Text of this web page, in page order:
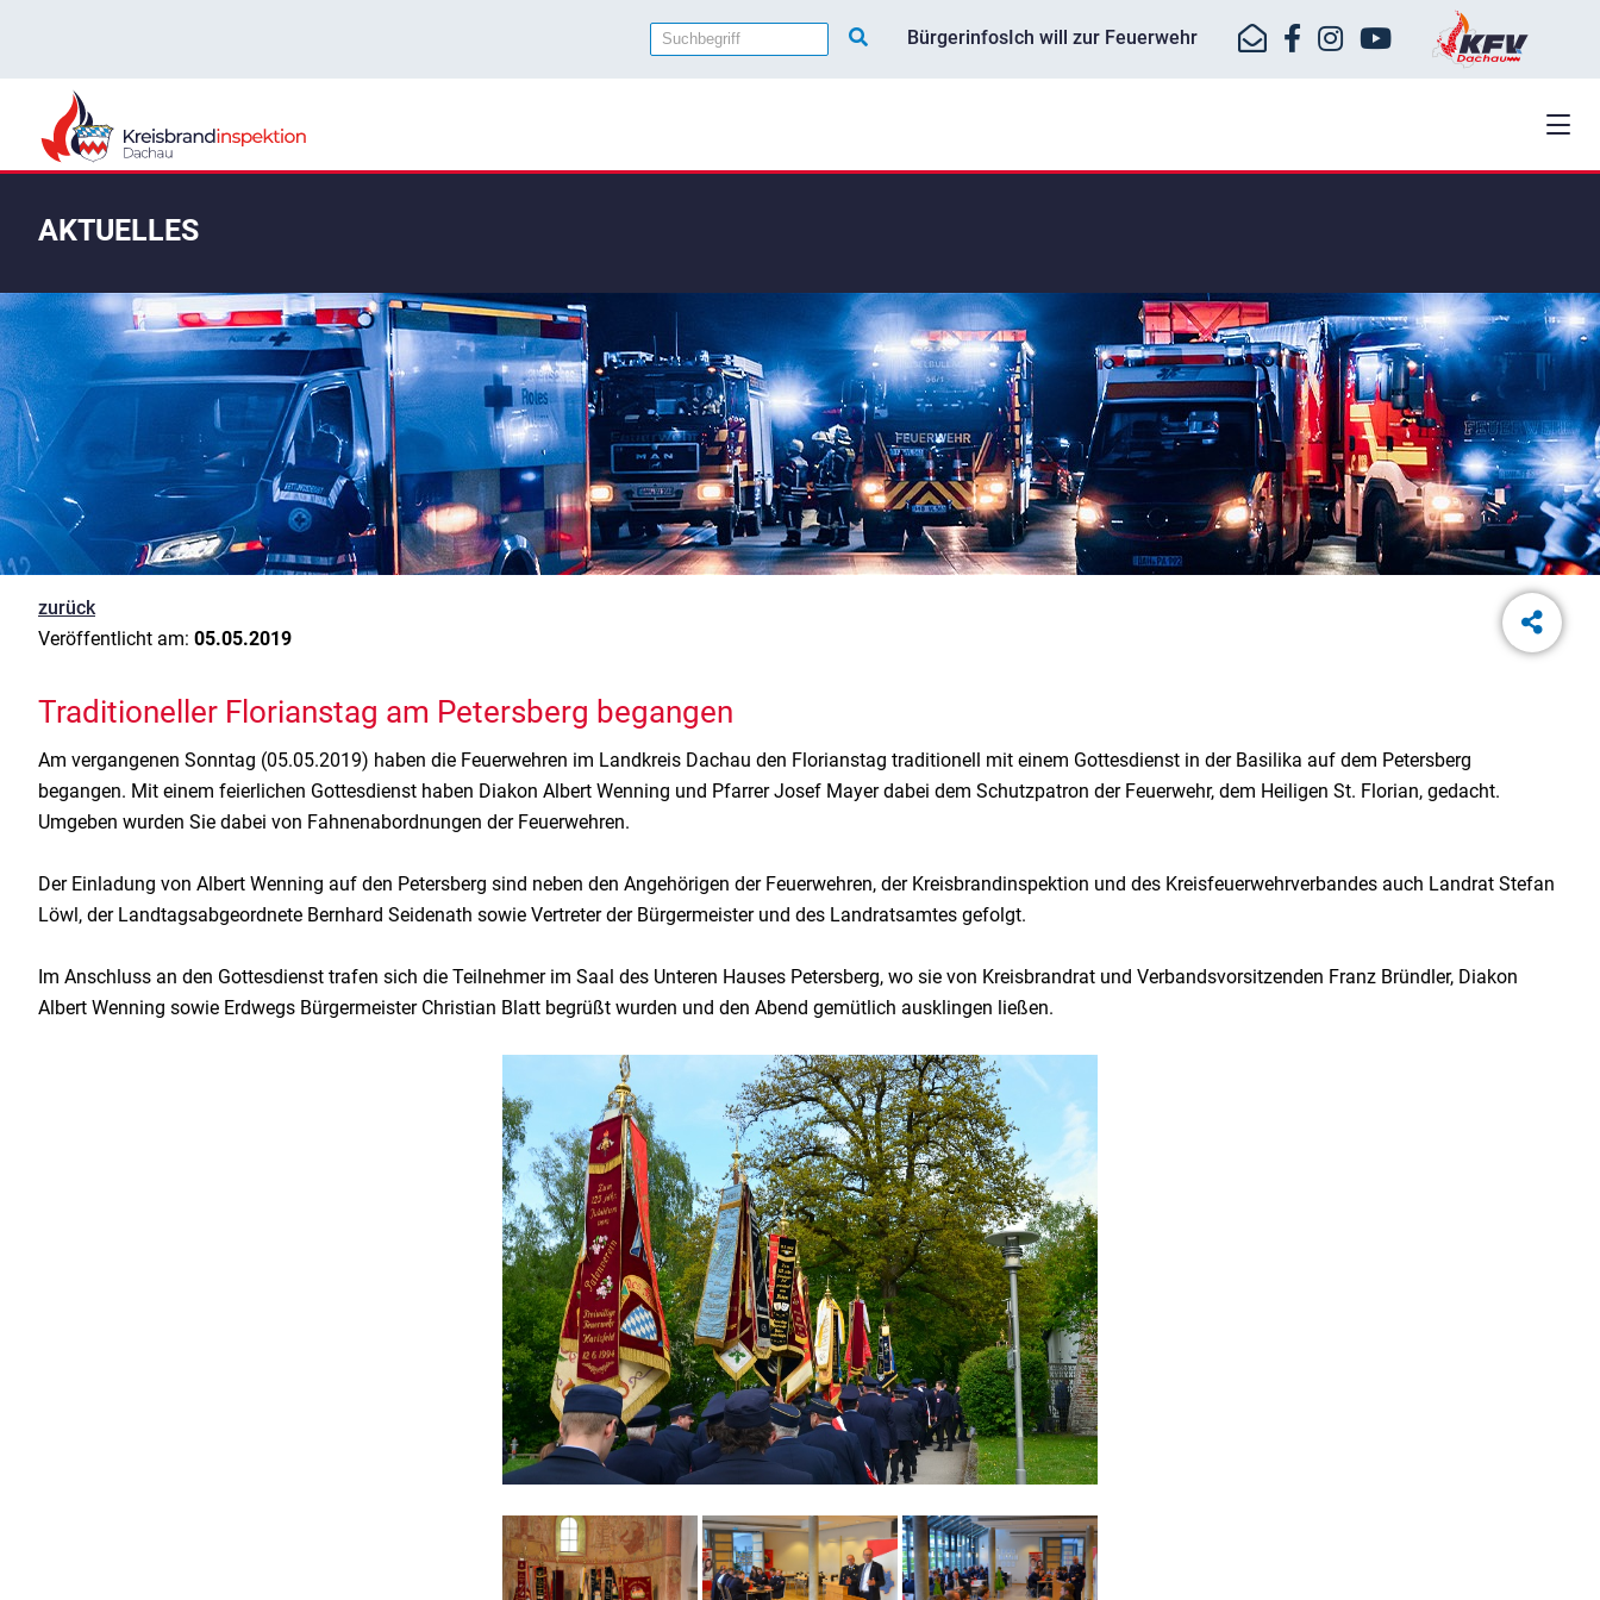
BürgerinfosIch will zur Feuerwehr
AKTUELLES
zurück
Veröffentlicht am: 05.05.2019
Traditioneller Florianstag am Petersberg begangen
Am vergangenen Sonntag (05.05.2019) haben die Feuerwehren im Landkreis Dachau den Florianstag traditionell mit einem Gottesdienst in der Basilika auf dem Petersberg
begangen. Mit einem feierlichen Gottesdienst haben Diakon Albert Wenning und Pfarrer Josef Mayer dabei dem Schutzpatron der Feuerwehr, dem Heiligen St. Florian, gedacht.
Umgeben wurden Sie dabei von Fahnenabordnungen der Feuerwehren.
Der Einladung von Albert Wenning auf den Petersberg sind neben den Angehörigen der Feuerwehren, der Kreisbrandinspektion und des Kreisfeuerwehrverbandes auch Landrat Stefan
Löwl, der Landtagsabgeordnete Bernhard Seidenath sowie Vertreter der Bürgermeister und des Landratsamtes gefolgt.
Im Anschluss an den Gottesdienst trafen sich die Teilnehmer im Saal des Unteren Hauses Petersberg, wo sie von Kreisbrandrat und Verbandsvorsitzenden Franz Bründler, Diakon
Albert Wenning sowie Erdwegs Bürgermeister Christian Blatt begrüßt wurden und den Abend gemütlich ausklingen ließen.